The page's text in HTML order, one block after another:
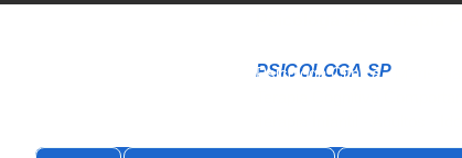
PSICOLOGA SP
Psicóloga Clínica -